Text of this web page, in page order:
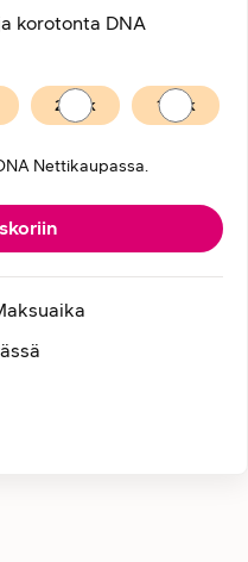
korotonta DNA
24 kk 12 kk
Nettikaupassa.